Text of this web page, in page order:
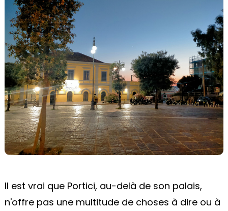
Il est vrai que Portici, au-delà de son palais,
n'offre pas une multitude de choses à dire ou à